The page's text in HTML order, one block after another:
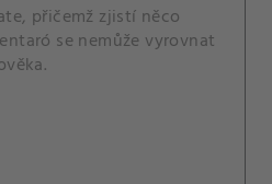
přičemž zjistí něco
se nemůže vyrovnat